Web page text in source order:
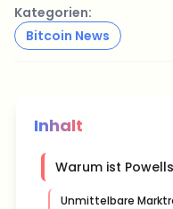
Kategorien:
Bitcoin News
Inhalt
Warum ist
Unmittelbare